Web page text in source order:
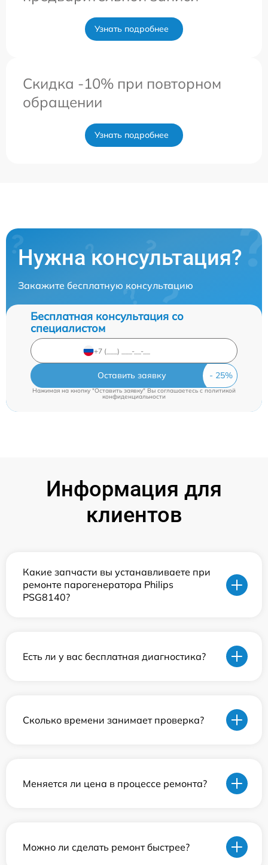
Узнать подробнее
Скидка -10% при повторном
обращении
Узнать подробнее
Нужна консультация?
Закажите бесплатную консультацию
Бесплатная консультация со
специалистом
Оставить заявку
Нажимая на кнопку "Оставить заявку" Вы соглашаетесь c политикой
конфиденциальности
Информация для
клиентов
Какие запчасти вы устанавливаете при
ремонте парогенератора Philips
PSG8140?
Есть ли у вас бесплатная диагностика?
Сколько времени занимает проверка?
Меняется ли цена в процессе ремонта?
Можно ли сделать ремонт быстрее?